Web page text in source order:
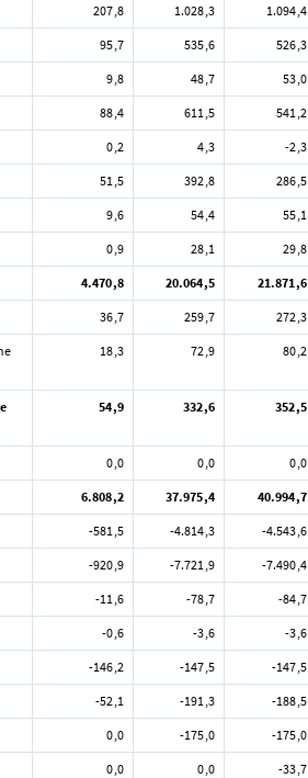
207,8 1.028,3 1.094,4
95,7 535,6 526,3
9,8 48,7 53,0
88,4 611,5 541,2
0,2 4,3 -2,3
51,5 392,8 286,5
9,6 54,4 55,1
0,9 28,1 29,8
4.470,8 20.064,5 21.871,6
36,7 259,7 272,3
18,3 72,9 80,2
54,9 332,6 352,5
0,0 0,0 0,0
6.808,2 37.975,4 40.994,7
-581,5 -4.814,3 -4.543,6
-920,9 -7.721,9 -7.490,4
-11,6 -78,7 -84,7
-0,6 -3,6 -3,6
-146,2 -147,5 -147,5
-52,1 -191,3 -188,5
0,0 -175,0 -175,0
0,0 0,0 -33,7